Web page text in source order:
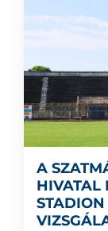
A
HIVATAL